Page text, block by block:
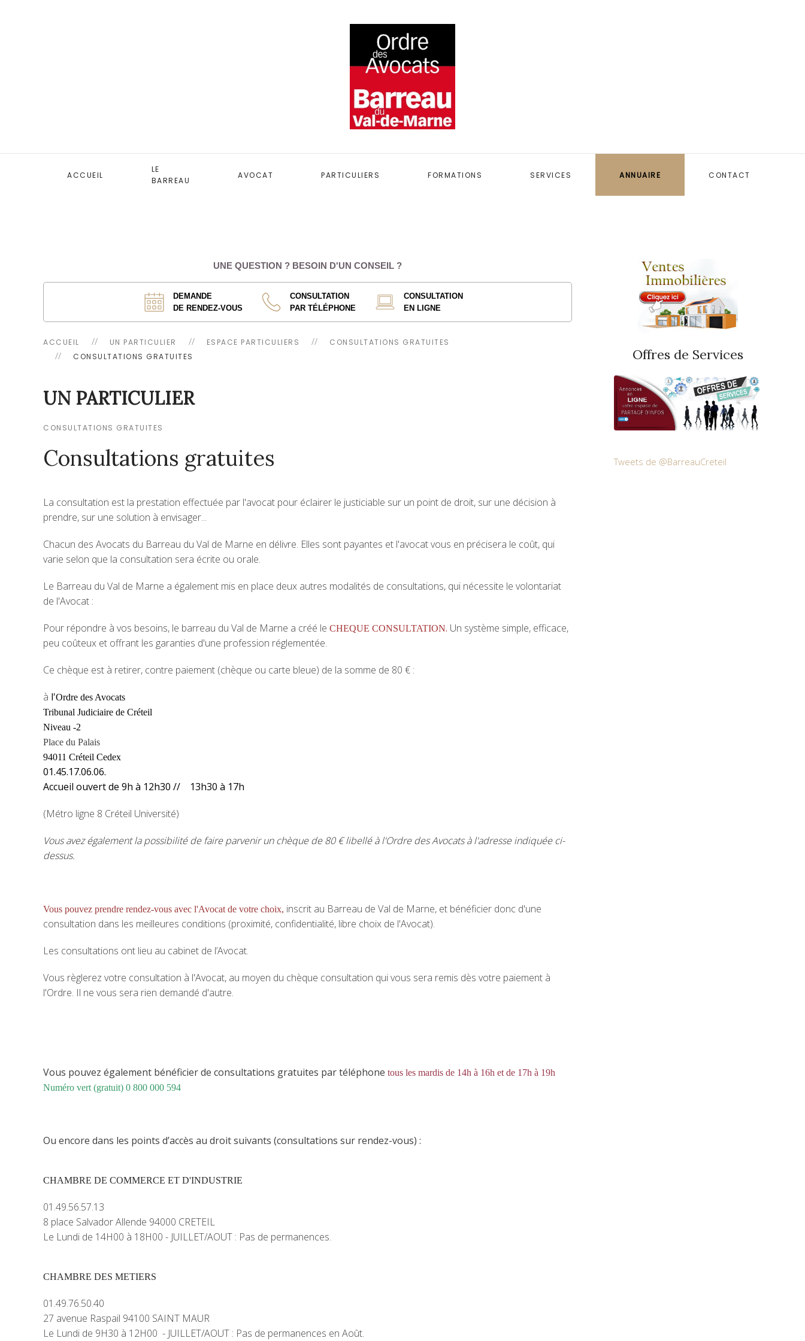
ACCUEIL
LE
BARREAU
AVOCAT PARTICULIERS FORMATIONS SERVICES ANNUAIRE CONTACT
UNE QUESTION ? BESOIN D'UN CONSEIL ?
DEMANDE
DE RENDEZ-VOUS
CONSULTATION
PAR TÉLÉPHONE
CONSULTATION
EN LIGNE
ACCUEIL UN PARTICULIER ESPACE PARTICULIERS
CONSULTATIONS GRATUITES
CONSULTATIONS GRATUITES
UN PARTICULIER
CONSULTATIONS GRATUITES
Consultations gratuites
La consultation est la prestation effectuée par l'avocat pour éclairer le justiciable sur un point de droit, sur une décision à
prendre, sur une solution à envisager...
Chacun des Avocats du Barreau du Val de Marne en délivre. Elles sont payantes et l'avocat vous en précisera le coût, qui
varie selon que la consultation sera écrite ou orale.
Le Barreau du Val de Marne a également mis en place deux autres modalités de consultations, qui nécessite le volontariat
de l'Avocat :
Pour répondre à vos besoins, le barreau du Val de Marne a créé le CHEQUE CONSULTATION. Un système simple, efficace,
peu coûteux et offrant les garanties d'une profession réglementée.
Ce chèque est à retirer, contre paiement (chèque ou carte bleue) de la somme de 80 € :
à l'Ordre des Avocats
Tribunal Judiciaire de Créteil
Niveau -2
Place du Palais
94011 Créteil Cedex
01.45.17.06.06.
Accueil ouvert de 9h à 12h30 // 13h30 à 17h
(Métro ligne 8 Créteil Université)
Vous avez également la possibilité de faire parvenir un chèque de 80 € libellé à l'Ordre des Avocats à l'adresse indiquée ci-
dessus.
Vous pouvez prendre rendez-vous avec l'Avocat de votre choix, inscrit au Barreau de Val de Marne, et bénéficier donc d'une
consultation dans les meilleures conditions (proximité, confidentialité, libre choix de l'Avocat).
Les consultations ont lieu au cabinet de l’Avocat.
Vous règlerez votre consultation à l'Avocat, au moyen du chèque consultation qui vous sera remis dès votre paiement à
l'Ordre. Il ne vous sera rien demandé d'autre.
Vous pouvez également bénéficier de consultations gratuites par téléphone tous les mardis de 14h à 16h et de 17h à 19h
Numéro vert (gratuit) 0 800 000 594
Ou encore dans les points d’accès au droit suivants (consultations sur rendez-vous) :
CHAMBRE DE COMMERCE ET D'INDUSTRIE
01.49.56.57.13
8 place Salvador Allende 94000 CRETEIL
Le Lundi de 14H00 à 18H00 - JUILLET/AOUT : Pas de permanences.
CHAMBRE DES METIERS
01.49.76.50.40
27 avenue Raspail 94100 SAINT MAUR
Le Lundi de 9H30 à 12H00 - JUILLET/AOUT : Pas de permanences en Août.
Offres de Services
Tweets de @BarreauCreteil